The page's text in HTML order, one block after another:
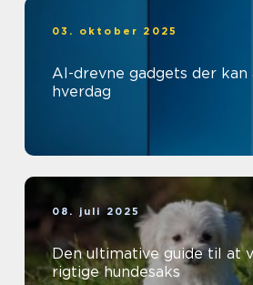
03. oktober 2025
AI-drevne gadgets der
hverdag
08. juli 2025
Den ultimative guide til at
rigtige hundesaks